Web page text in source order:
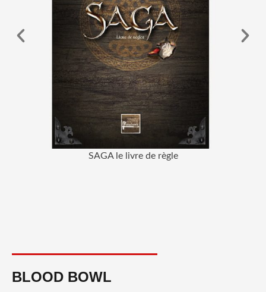
SAGA le livre de règle
BLOOD BOWL